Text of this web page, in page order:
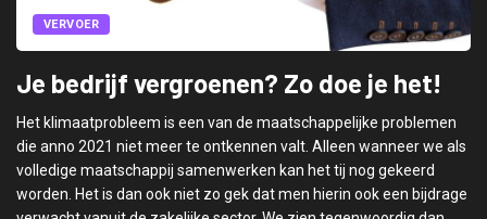
VERVOER
Je bedrijf vergroenen? Zo doe je het!
Het klimaatprobleem is een van de maatschappelijke problemen
die anno 2021 niet meer te ontkennen valt. Alleen wanneer we als
volledige maatschappij samenwerken kan het tij nog gekeerd
worden. Het is dan ook niet zo gek dat men hierin ook een bijdrage